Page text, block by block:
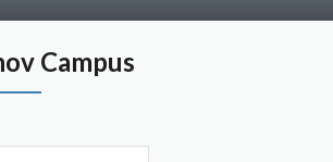
Campus